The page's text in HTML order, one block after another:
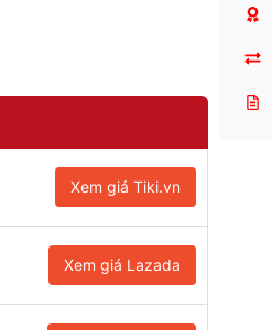
Xem giá Tiki.vn
Xem giá Lazada